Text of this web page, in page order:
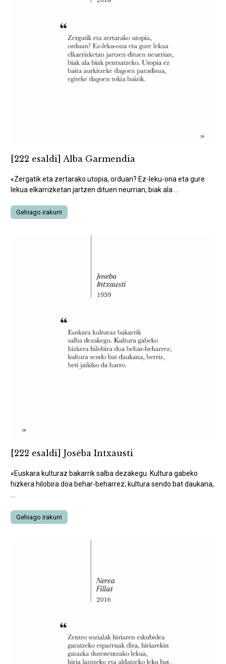
[222 esaldi] Alba Garmendia
«Zergatik eta zertarako utopia, orduan? Ez-leku-ona eta gure
lekua elkarrizketan jartzen dituen neurrian, biak ala ...
Gehiago irakurri
[222 esaldi] Joseba Intxausti
«Euskara kulturaz bakarrik salba dezakegu. Kultura gabeko
hizkera hilobira doa behar-beharrez; kultura sendo bat daukana,
Gehiago irakurri